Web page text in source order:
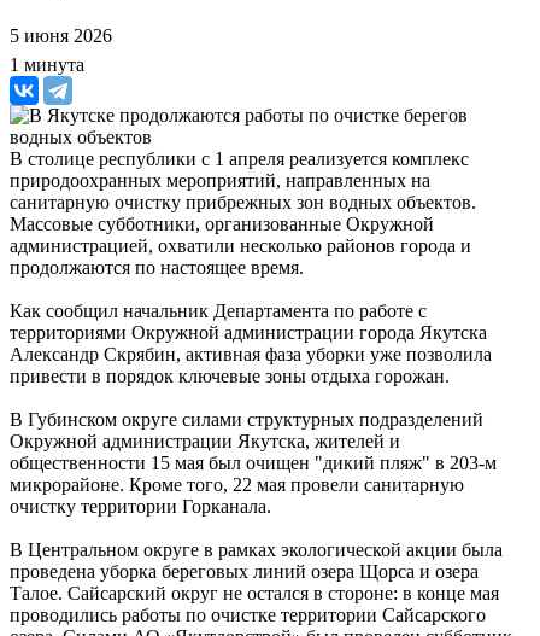
5 июня 2026
1 минута
В столице республики с 1 апреля реализуется комплекс
природоохранных мероприятий, направленных на
санитарную очистку прибрежных зон водных объектов.
Массовые субботники, организованные Окружной
администрацией, охватили несколько районов города и
продолжаются по настоящее время.
Как сообщил начальник Департамента по работе с
территориями Окружной администрации города Якутска
Александр Скрябин, активная фаза уборки уже позволила
привести в порядок ключевые зоны отдыха горожан.
В Губинском округе силами структурных подразделений
Окружной администрации Якутска, жителей и
общественности 15 мая был очищен "дикий пляж" в 203-м
микрорайоне. Кроме того, 22 мая провели санитарную
очистку территории Горканала.
В Центральном округе в рамках экологической акции была
проведена уборка береговых линий озера Щорса и озера
Талое. Сайсарский округ не остался в стороне: в конце мая
проводились работы по очистке территории Сайсарского